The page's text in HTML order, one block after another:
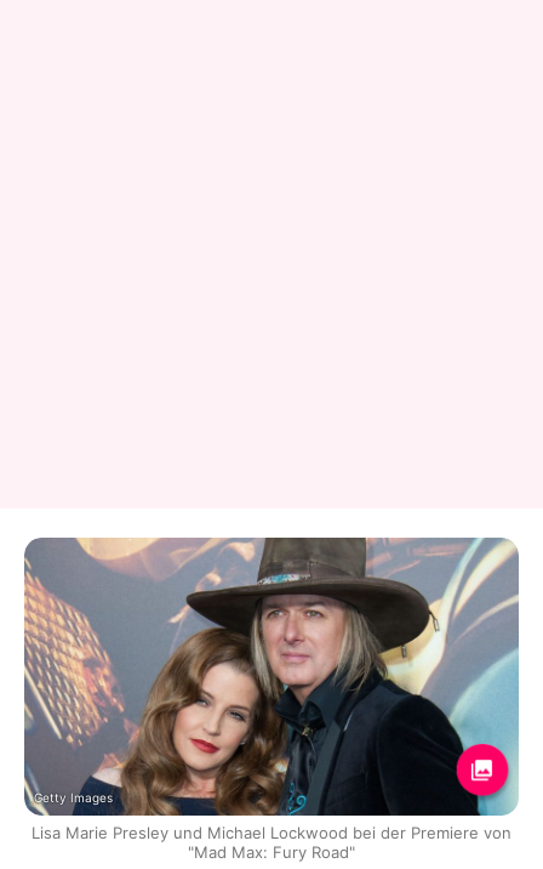
Getty Images
Lisa Marie Presley und Michael Lockwood bei der Premiere von
"Mad Max: Fury Road"